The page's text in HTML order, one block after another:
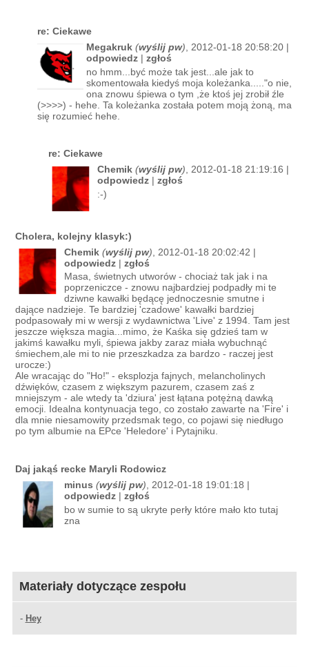
re: Ciekawe
Megakruk (wyślij pw) , 2012-01-18 20:58:20 |
odpowiedz| zgłoś
no hmm...być może tak jest...ale jak to
skomentowała kiedyś moja koleżanka....."o nie,
ona znowu śpiewa o tym ,że ktoś jej zrobił źle
(>>>>) - hehe. Ta koleżanka została potem moją żoną, ma
się rozumieć hehe.
re: Ciekawe
Chemik (wyślij pw) , 2012-01-18 21:19:16 |
odpowiedz| zgłoś
:-)
Cholera, kolejny klasyk:)
Chemik (wyślij pw) , 2012-01-18 20:02:42 |
odpowiedz| zgłoś
Masa, świetnych utworów - chociaż tak jak i na
poprzeniczce - znowu najbardziej podpadły mi te
dziwne kawałki będącę jednoczesnie smutne i
dające nadzieje. Te bardziej 'czadowe' kawałki bardziej
podpasowały mi w wersji z wydawnictwa 'Live' z 1994. Tam jest
jeszcze większa magia...mimo, że Kaśka się gdzieś tam w
jakimś kawałku myli, śpiewa jakby zaraz miała wybuchnąć
śmiechem,ale mi to nie przeszkadza za bardzo - raczej jest
urocze:)
Ale wracając do "Ho!" - eksplozja fajnych, melancholinych
dźwięków, czasem z większym pazurem, czasem zaś z
mniejszym - ale wtedy ta 'dziura' jest łątana potężną dawką
emocji. Idealna kontynuacja tego, co zostało zawarte na 'Fire' i
dla mnie niesamowity przedsmak tego, co pojawi się niedługo
po tym albumie na EPce 'Heledore' i Pytajniku.
Daj jakąś recke Maryli Rodowicz
minus (wyślij pw) , 2012-01-18 19:01:18 |
odpowiedz| zgłoś
bo w sumie to są ukryte perły które mało kto tutaj
zna
Materiały dotyczące zespołu
- Hey